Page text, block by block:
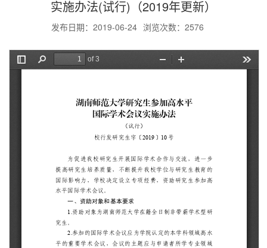
实施办法(试行)（2019年更新）
发布日期：2019-06-24 浏览次数： 2576